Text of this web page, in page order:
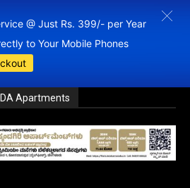
@ Just Rs. 399/- per Year
to Your Mobile Phones
Apartments